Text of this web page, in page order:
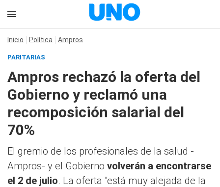
Inicio Política Ampros
PARITARIAS
Ampros rechazó la oferta del
Gobierno y reclamó una
recomposición salarial del
70%
El gremio de los profesionales de la salud -
Ampros- y el Gobierno volverán a encontrarse
el 2 de julio. La oferta "está muy alejada de la